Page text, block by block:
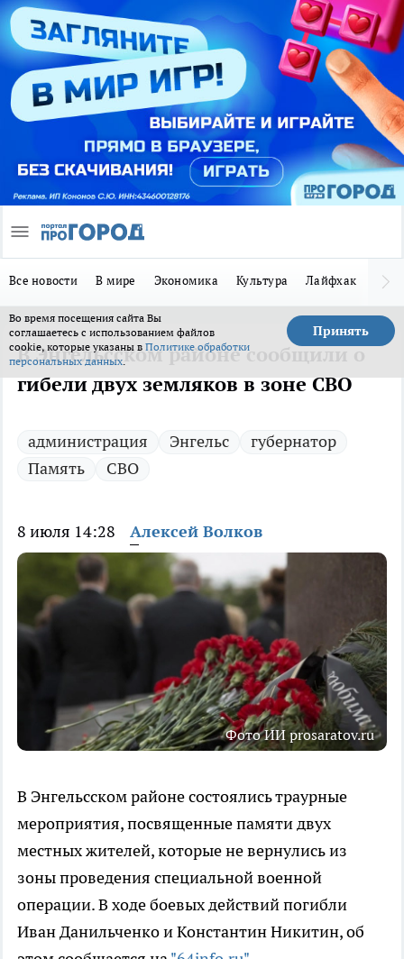
Все новости В мире Экономика Культура Лайфхак
Во время посещения сайта Вы
соглашаетесь с использованием файлов
cookie, которые указаны в Политике обработки
персональных данных.
Принять
В Энгельсском районе сообщили о
гибели двух земляков в зоне СВО
администрация Энгельс
губернатор
Память
СВО
8 июля 14:28 Алексей Волков
Фото ИИ prosaratov.ru
В Энгельсском районе состоялись траурные
мероприятия, посвященные памяти двух
местных жителей, которые не вернулись из
зоны проведения специальной военной
операции. В ходе боевых действий погибли
Иван Данильченко и Константин Никитин, об